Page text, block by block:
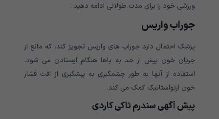
ورزشی خود را برای مدت طولانی ادامه دهید.
جوراب واریس
پزشک احتمال دارد جوراب های واریس تجویز کند، که مانع از
جریان خون بیش از حد به پاها هنگام ایستادن می شود.
استفاده از آنها به طور چشمگیری به پیشگیری از افت فشار
خون ارتواستاتیک کمک می کند.
پیش آگهی سندرم تاکی کاردی